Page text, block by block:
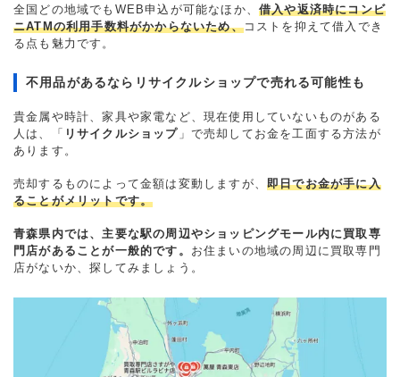
全国どの地域でもWEB申込が可能なほか、 借入や返済時にコンビ
ニATMの利用手数料がかからないため、コストを抑えて借入でき
る点も魅力です。
不用品があるならリサイクルショップで売れる可能性も
貴金属や時計、家具や家電など、現在使用していないものがある
人は、「 リサイクルショップ 」で売却してお金を工面する方法が
あります。
売却するものによって金額は変動しますが、 即日でお金が手に入
ることがメリットです。
青森県内では、主要な駅の周辺やショッピングモール内に買取専
門店があることが一般的です。 お住まいの地域の周辺に買取専門
店がないか、探してみましょう。